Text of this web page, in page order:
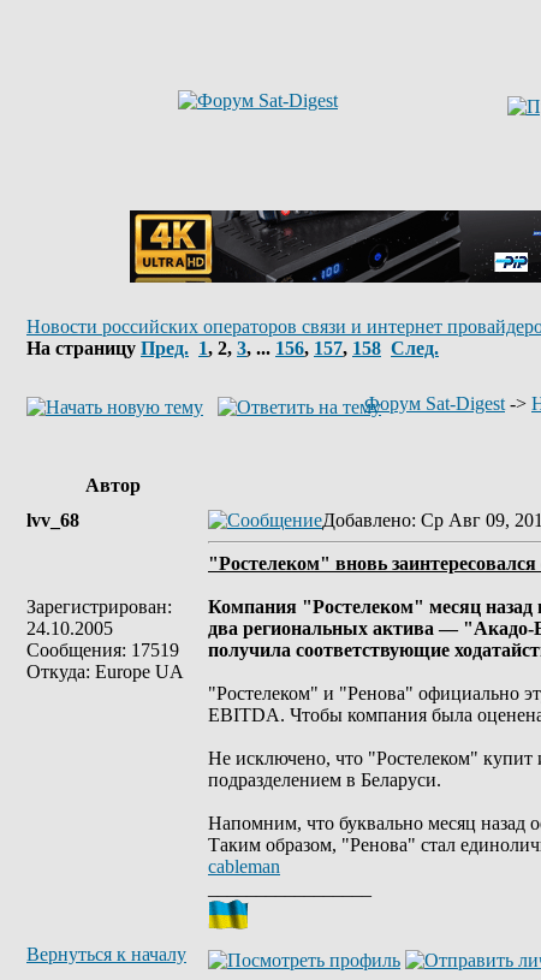
Новости российских операторов связи и интернет
На страницу Пред. 1, 2, 3, ... 156, 157, 158 След.
Форум Sat-Digest ->
Автор
lvv_68
Зарегистрирован:
24.10.2005
Сообщения: 17519
Откуда: Europe UA
Добавлено: Ср Авг 09,
"Ростелеком" вновь
Компания "Ростелеком" месяц назад
два региональных актива —
получила соответствующие
"Ростелеком" и "Ренова" официально
EBITDA. Чтобы компания была
Не исключено, что "Ростелеком" купит
подразделением в Беларуси.
Напомним, что буквально месяц назад
Таким образом, "Ренова" стал
cableman
Вернуться к началу